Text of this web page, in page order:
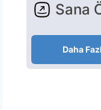
Sana
Daha